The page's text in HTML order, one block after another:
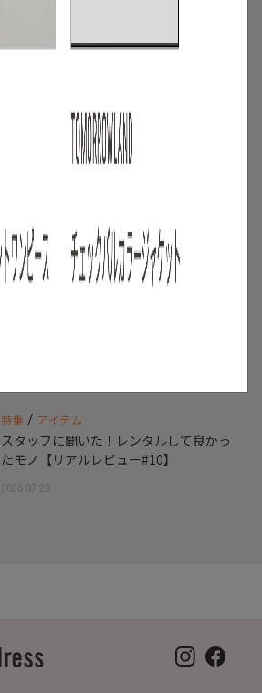
コーディネート / アイテム
選
2026.07.16
特集 / アイテム
スタッフに聞いた！レンタルして良かっ
たモノ【リアルレビュー#10】
2026.07.28